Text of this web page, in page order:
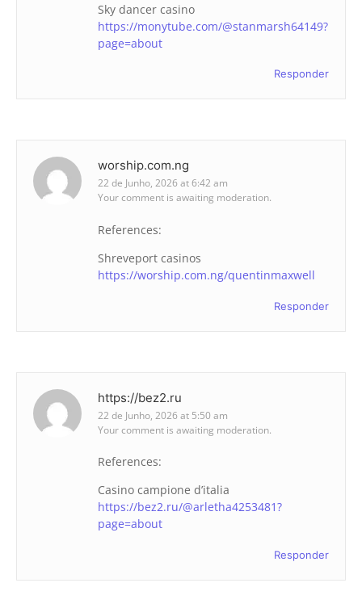
Sky dancer casino
https://monytube.com/@stanmarsh64149?
page=about
Responder
worship.com.ng
22 de Junho, 2026 at 6:42 am
Your comment is awaiting moderation.
References:
Shreveport casinos
https://worship.com.ng/quentinmaxwell
Responder
https://bez2.ru
22 de Junho, 2026 at 5:50 am
Your comment is awaiting moderation.
References:
Casino campione d’italia
https://bez2.ru/@arletha4253481?
page=about
Responder